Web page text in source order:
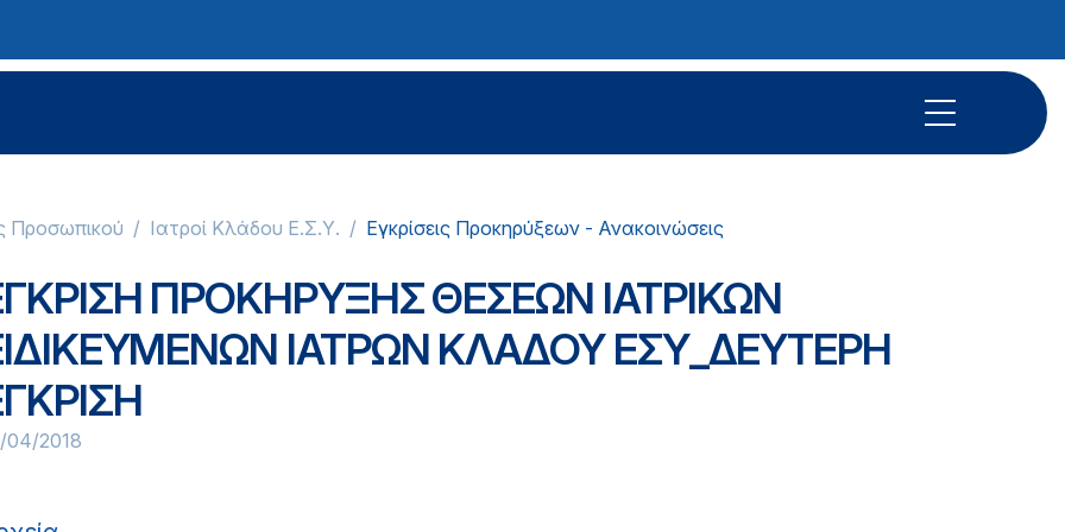
Προσωπικού Ιατροί Κλάδου Ε.Σ.Υ. Εγκρίσεις Προκηρύξεων - Ανακοινώσεις
ΠΡΟΚΗΡΥΞΗΣ ΘΕΣΕΩΝ ΙΑΤΡΙΚΩΝ
ΙΑΤΡΩΝ ΚΛΑΔΟΥ ΕΣΥ_ΔΕΥΤΕΡΗ
04/2018